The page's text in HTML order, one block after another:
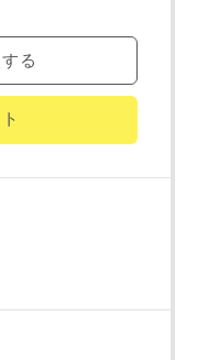
る
，お客様が指定され
ービスのご案内のた
，お客様に発生した